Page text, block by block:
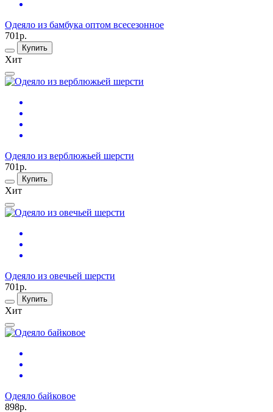
Одеяло из бамбука оптом всесезонное
701р.
Купить
Хит
Одеяло из верблюжьей шерсти
701р.
Купить
Хит
Одеяло из овечьей шерсти
701р.
Купить
Хит
Одеяло байковое
898р.